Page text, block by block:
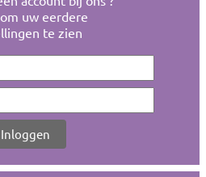
uw eerdere
te zien